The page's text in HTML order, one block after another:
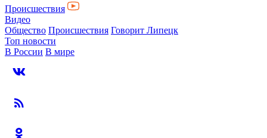
Происшествия
Видео
Общество Происшествия Говорит Липецк
Топ новости
В России В мире